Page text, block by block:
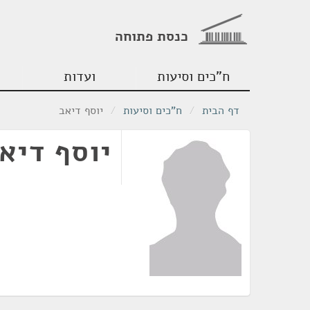
כנסת פתוחה
ח"כים וסיעות ועדות
דף הבית / ח"כים וסיעות / יוסף דיאב
יוסף